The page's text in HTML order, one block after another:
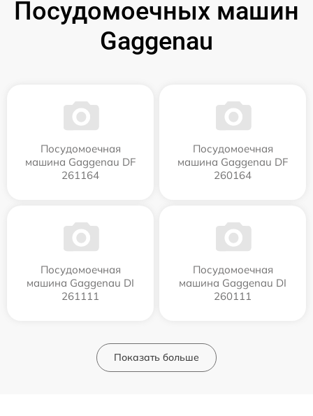
Посудомоечных машин
Gaggenau
Посудомоечная
машина Gaggenau DF
261164
Посудомоечная
машина Gaggenau DF
260164
Посудомоечная
машина Gaggenau DI
261111
Посудомоечная
машина Gaggenau DI
260111
Показать больше